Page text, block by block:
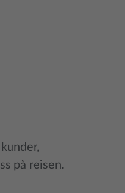
på reisen.